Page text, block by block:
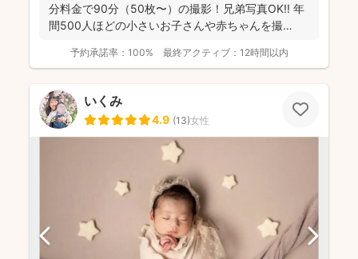
分料金で90分（50枚〜）の撮影！兄弟写真OK!! 年
間500人ほどの小さいお子さんや赤ちゃんを撮
予約承諾率： 100% 最終アクティブ： 12時間以内
いくみ
4.9 (13)女性